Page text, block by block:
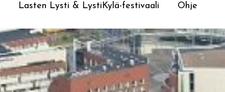
Lasten Lysti & LystiKylä-festivaali Ohje